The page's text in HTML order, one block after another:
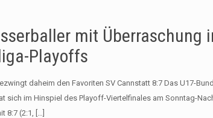
mit Überraschung
Playoffs
daheim den Favoriten SV Cannstatt 8:7 Das U17-
sich im Hinspiel des Playoff-Viertelfinales am Sonntag-
8:7 (2:1,
[…]